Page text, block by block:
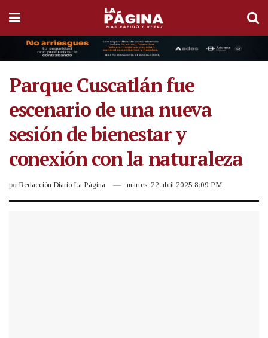
Parque Cuscatlán fue
escenario de una nueva
sesión de bienestar y
conexión con la naturaleza
porRedacción Diario La Página martes, 22 abril 2025 8:09 PM